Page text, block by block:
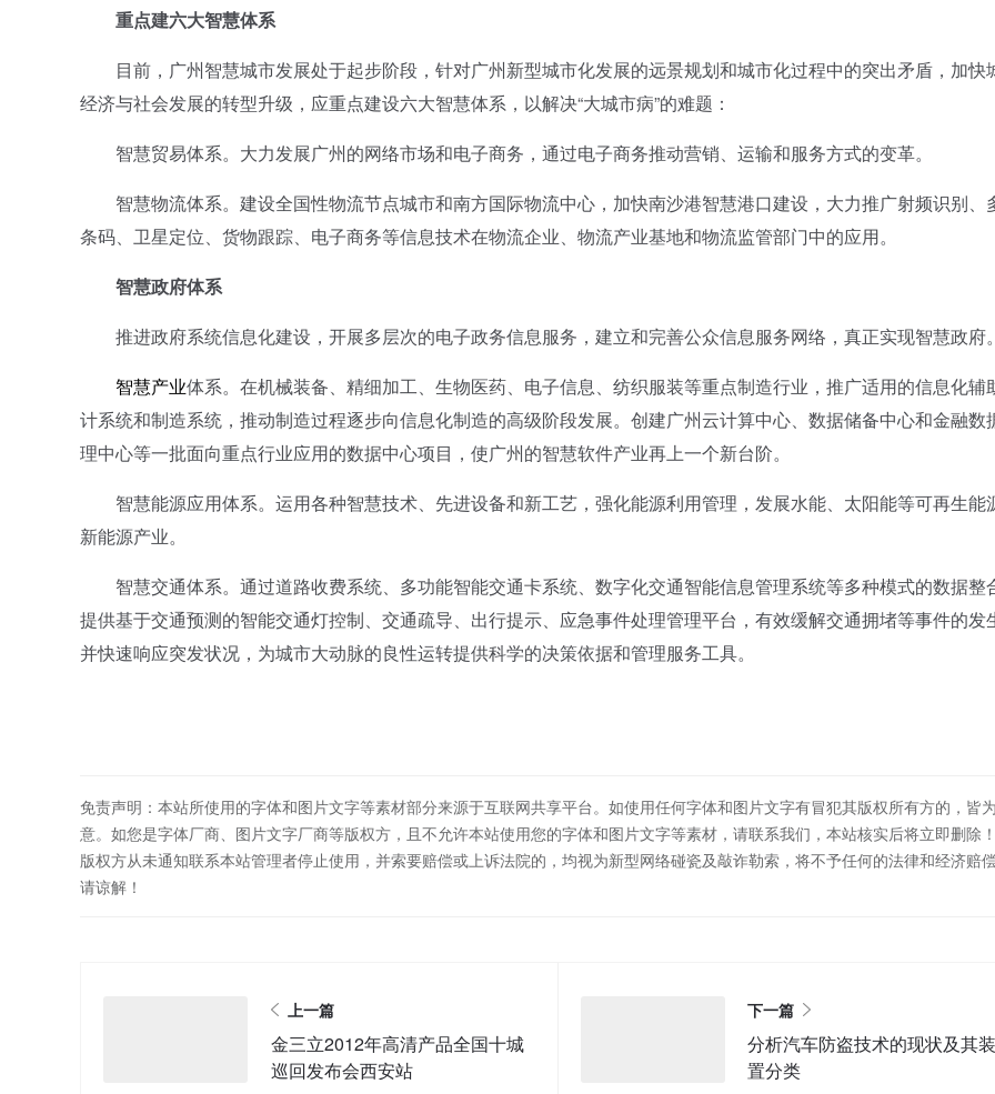
重点建六大智慧体系
目前，广州智慧城市发展处于起步阶段，针对广州新型城市化发展的远景规划和城市化过程中的突出矛盾，加快
经济与社会发展的转型升级，应重点建设六大智慧体系，以解决“大城市病”的难题：
智慧贸易体系。大力发展广州的网络市场和电子商务，通过电子商务推动营销、运输和服务方式的变革。
智慧物流体系。建设全国性物流节点城市和南方国际物流中心，加快南沙港智慧港口建设，大力推广射频识别、
条码、卫星定位、货物跟踪、电子商务等信息技术在物流企业、物流产业基地和物流监管部门中的应用。
智慧政府体系
推进政府系统信息化建设，开展多层次的电子政务信息服务，建立和完善公众信息服务网络，真正实现智慧政府。
智慧产业体系。在机械装备、精细加工、生物医药、电子信息、纺织服装等重点制造行业，推广适用的信息化辅
计系统和制造系统，推动制造过程逐步向信息化制造的高级阶段发展。创建广州云计算中心、数据储备中心和金融数
理中心等一批面向重点行业应用的数据中心项目，使广州的智慧软件产业再上一个新台阶。
智慧能源应用体系。运用各种智慧技术、先进设备和新工艺，强化能源利用管理，发展水能、太阳能等可再生能
新能源产业。
智慧交通体系。通过道路收费系统、多功能智能交通卡系统、数字化交通智能信息管理系统等多种模式的数据整
提供基于交通预测的智能交通灯控制、交通疏导、出行提示、应急事件处理管理平台，有效缓解交通拥堵等事件的发
并快速响应突发状况，为城市大动脉的良性运转提供科学的决策依据和管理服务工具。
免责声明：本站所使用的字体和图片文字等素材部分来源于互联网共享平台。如使用任何字体和图片文字有冒犯其版权所有方的，皆
意。如您是字体厂商、图片文字厂商等版权方，且不允许本站使用您的字体和图片文字等素材，请联系我们，本站核实后将立即删除
版权方从未通知联系本站管理者停止使用，并索要赔偿或上诉法院的，均视为新型网络碰瓷及敲诈勒索，将不予任何的法律和经济赔
请谅解！
上一篇
金三立2012年高清产品全国十城
巡回发布会西安站
下一篇
分析汽车防盗技术的现状及其装
置分类